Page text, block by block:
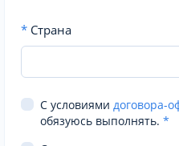
* Страна
С условиями договора-
обязуюсь выполнять. *